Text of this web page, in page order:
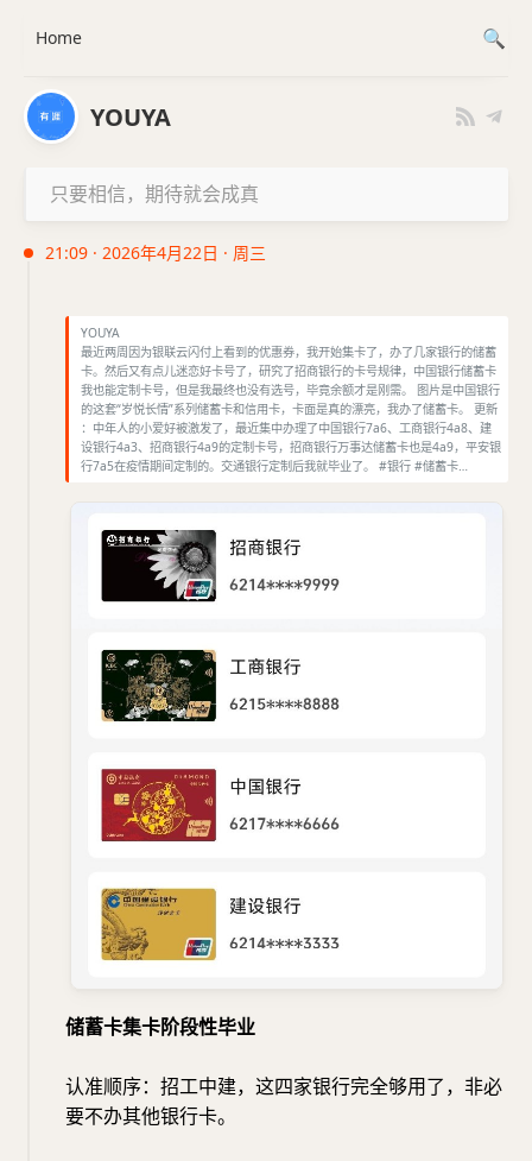
YOUYA
只要相信，期待就会成真
21:09 · 2026年4月22日 · 周三
YOUYA
最近两周因为银联云闪付上看到的优惠券，我开始集卡了，办了几家银行的储蓄
卡。然后又有点儿迷恋好卡号了，研究了招商银行的卡号规律，中国银行储蓄卡
我也能定制卡号，但是我最终也没有选号，毕竟余额才是刚需。 图片是中国银行
的这套“岁悦长情”系列储蓄卡和信用卡，卡面是真的漂亮，我办了储蓄卡。 更新
：中年人的小爱好被激发了，最近集中办理了中国银行7a6、工商银行4a8、建
设银行4a3、招商银行4a9的定制卡号，招商银行万事达储蓄卡也是4a9，平安银
行7a5在疫情期间定制的。交通银行定制后我就毕业了。 #银行 #储蓄卡…
储蓄卡集卡阶段性毕业
认准顺序：招工中建，这四家银行完全够用了，非必
要不办其他银行卡。
Home